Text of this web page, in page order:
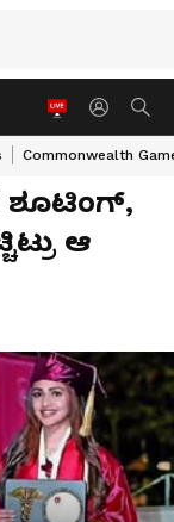
Commonwealth
ಶೂಟಿಂಗ್,
ಆ